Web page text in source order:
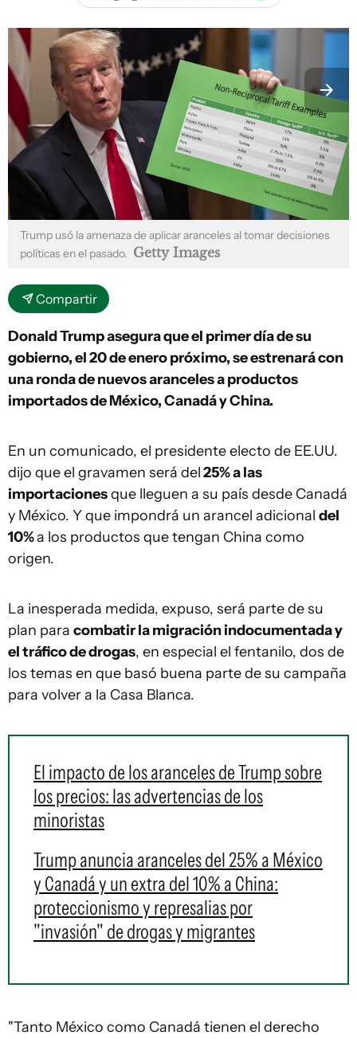
Trump usó la amenaza de aplicar aranceles al tomar decisiones
políticas en el pasado. Getty Images
Compartir
Donald Trump asegura que el primer día de su
gobierno, el 20 de enero próximo, se estrenará con
una ronda de nuevos aranceles a productos
importados de México, Canadá y China.
En un comunicado, el presidente electo de EE.UU.
dijo que el gravamen será del25% a las
importacionesque lleguen a su país desde Canadá
y México. Y que impondrá un arancel adicional del
10%a los productos que tengan China como
origen.
La inesperada medida, expuso, será parte de su
plan para combatir la migración indocumentada y
el tráfico de drogas, en especial el fentanilo, dos de
los temas en que basó buena parte de su campaña
para volver a la Casa Blanca.
El impacto de los aranceles de Trump sobre
los precios: las advertencias de los
minoristas
Trump anuncia aranceles del 25% a México
y Canadá y un extra del 10% a China:
proteccionismo y represalias por
"invasión" de drogas y migrantes
"Tanto México como Canadá tienen el derecho